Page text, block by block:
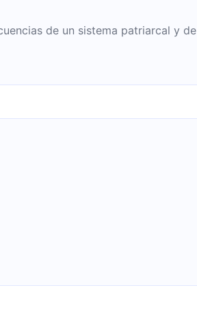
de un sistema patriarcal y de